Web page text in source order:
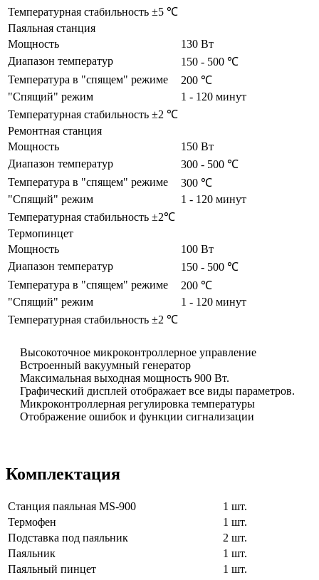
Температурная стабильность ±5 ℃
Паяльная станция
Мощность
130 Вт
Диапазон температур
150 - 500 ℃
Температура в "спящем" режиме
200 ℃
"Спящий" режим
1 - 120 минут
Температурная стабильность ±2 ℃
Ремонтная станция
Мощность
150 Вт
Диапазон температур
300 - 500 ℃
Температура в "спящем" режиме
300 ℃
"Спящий" режим
1 - 120 минут
Температурная стабильность ±2℃
Термопинцет
Мощность
100 Вт
Диапазон температур
150 - 500 ℃
Температура в "спящем" режиме
200 ℃
"Спящий" режим
1 - 120 минут
Температурная стабильность ±2 ℃
Высокоточное микроконтроллерное управление
Встроенный вакуумный генератор
Максимальная выходная мощность 900 Вт.
Графический дисплей отображает все виды параметров.
Микроконтроллерная регулировка температуры
Отображение ошибок и функции сигнализации
Комплектация
Станция паяльная MS-900
1 шт.
Термофен
1 шт.
Подставка под паяльник
2 шт.
Паяльник
1 шт.
Паяльный пинцет
1 шт.